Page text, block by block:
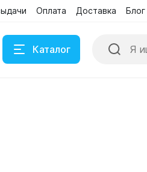
Оплата Доставка Блог
Каталог